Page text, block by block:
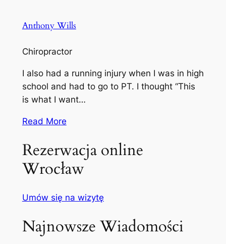
Anthony Wills
Chiropractor
I also had a running injury when I was in high
school and had to go to PT. I thought “This
is what I want…
Read More
Rezerwacja online
Wrocław
Umów się na wizytę
Najnowsze Wiadomości